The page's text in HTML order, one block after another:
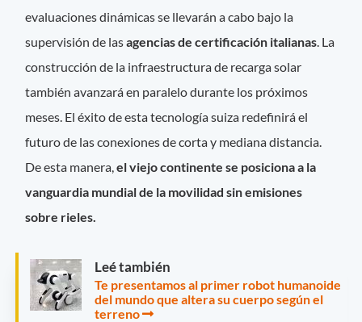
evaluaciones dinámicas se llevarán a cabo bajo la
supervisión de lasagencias de certificación italianas . La
construcción de la infraestructura de recarga solar
también avanzará en paralelo durante los próximos
meses. El éxito de esta tecnología suiza redefinirá el
futuro de las conexiones de corta y mediana distancia.
De esta manera,el viejo continente se posiciona a la
vanguardia mundial de la movilidad sin emisiones
sobre rieles.
Leé también
Te presentamos al primer robot humanoide
del mundo que altera su cuerpo según el
terreno